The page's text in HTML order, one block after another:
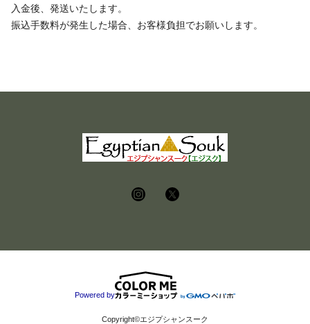
入金後、発送いたします。
振込手数料が発生した場合、お客様負担でお願いします。
Powered by
Copyright©エジプシャンスーク